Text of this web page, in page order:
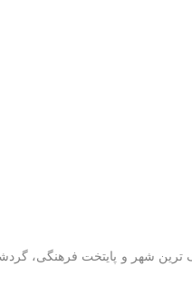
ترین شهر و پایتخت فرهنگی،